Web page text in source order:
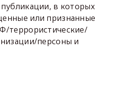
в которых
или признанные
террористические/
персоны и